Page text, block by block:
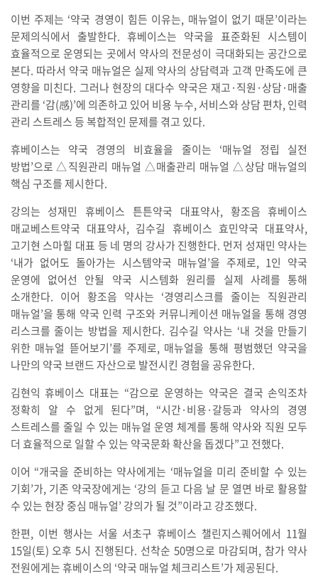
이번 주제는 ‘약국 경영이 힘든 이유는, 매뉴얼이 없기 때문’이라는
문제의식에서 출발한다. 휴베이스는 약국을 표준화된 시스템이
효율적으로 운영되는 곳에서 약사의 전문성이 극대화되는 공간으로
본다. 따라서 약국 매뉴얼은 실제 약사의 상담력과 고객 만족도에 큰
영향을 미친다. 그러나 현장의 대다수 약국은 재고·직원·상담·매출
관리를 ‘감(感)’에 의존하고 있어 비용 누수, 서비스와 상담 편차, 인력
관리 스트레스 등 복합적인 문제를 겪고 있다.
휴베이스는 약국 경영의 비효율을 줄이는 ‘매뉴얼 정립 실전
방법’으로 △직원관리 매뉴얼 △매출관리 매뉴얼 △상담 매뉴얼의
핵심 구조를 제시한다.
강의는 성재민 휴베이스 튼튼약국 대표약사, 황조음 휴베이스
매교베스트약국 대표약사, 김수길 휴베이스 효민약국 대표약사,
고기현 스마힐 대표 등 네 명의 강사가 진행한다. 먼저 성재민 약사는
‘내가 없어도 돌아가는 시스템약국 매뉴얼’을 주제로, 1인 약국
운영에 없어선 안될 약국 시스템화 원리를 실제 사례를 통해
소개한다. 이어 황조음 약사는 ‘경영리스크를 줄이는 직원관리
매뉴얼’을 통해 약국 인력 구조와 커뮤니케이션 매뉴얼을 통해 경영
리스크를 줄이는 방법을 제시한다. 김수길 약사는 ‘내 것을 만들기
위한 매뉴얼 뜯어보기’를 주제로, 매뉴얼을 통해 평범했던 약국을
나만의 약국 브랜드 자산으로 발전시킨 경험을 공유한다.
김현익 휴베이스 대표는 “감으로 운영하는 약국은 결국 손익조차
정확히 알 수 없게 된다”며, “시간·비용·갈등과 약사의 경영
스트레스를 줄일 수 있는 매뉴얼 운영 체계를 통해 약사와 직원 모두
더 효율적으로 일할 수 있는 약국문화 확산을 돕겠다”고 전했다.
이어 “개국을 준비하는 약사에게는 ‘매뉴얼을 미리 준비할 수 있는
기회’가, 기존 약국장에게는 ‘강의 듣고 다음 날 문 열면 바로 활용할
수 있는 현장 중심 매뉴얼’ 강의가 될 것”이라고 강조했다.
한편, 이번 행사는 서울 서초구 휴베이스 챌린지스퀘어에서 11월
15일(토) 오후 5시 진행된다. 선착순 50명으로 마감되며, 참가 약사
전원에게는 휴베이스의 ‘약국 매뉴얼 체크리스트’가 제공된다.